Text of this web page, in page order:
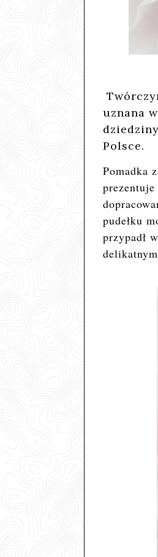
uznana
Polsce.
Pomadka
pudełku
przypadł